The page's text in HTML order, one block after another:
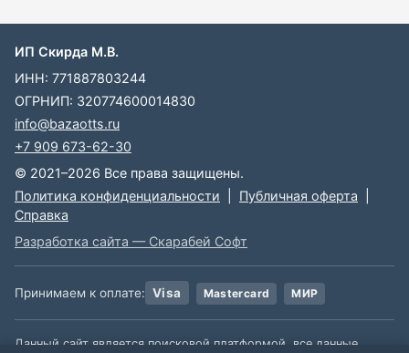
ИП Скирда М.В.
ИНН: 771887803244
ОГРНИП: 320774600014830
info@bazaotts.ru
+7 909 673-62-30
© 2021–2026 Все права защищены.
Политика конфиденциальности
Публичная оферта
Справка
Разработка сайта — Скарабей Софт
Принимаем к оплате: Visa Mastercard МИР
Данный сайт является поисковой платформой, все данные,